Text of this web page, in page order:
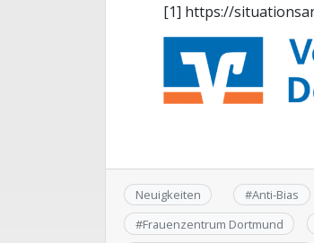
[1] https://
Neuigkeiten #Anti-Bias
#Frauenzentrum Dortmund